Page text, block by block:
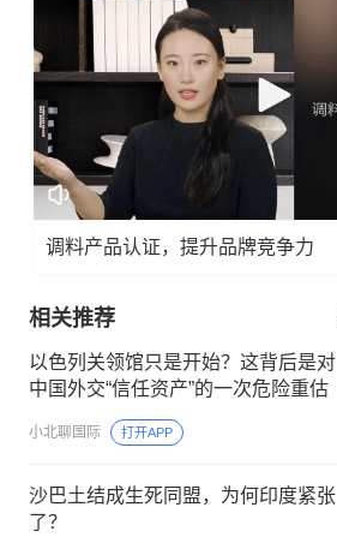
调料产品认证，提升品牌竞争力
相关推荐
以色列关领馆只是开始？这背后是对
中国外交“信任资产”的一次危险重估
小北聊国际 打开APP
沙巴土结成生死同盟，为何印度紧张
了？